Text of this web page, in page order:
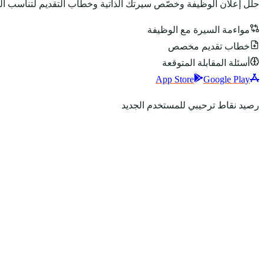
حلّل إعلان الوظيفة وخصّص سيرتك الذاتية وخطاب التقديم لتناسب
مواءمة السيرة مع الوظيفة
خطاب تقديم مخصص
أسئلة المقابلة المتوقعة
App Store
Google Play
رصيد نقاط ترحيبي للمستخدم الجديد